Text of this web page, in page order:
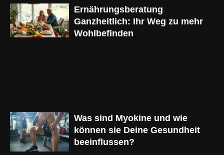
Ernährungsberatung
Ganzheitlich: Ihr Weg zu mehr
Wohlbefinden
Was sind Myokine und wie
können sie Deine Gesundheit
beeinflussen?